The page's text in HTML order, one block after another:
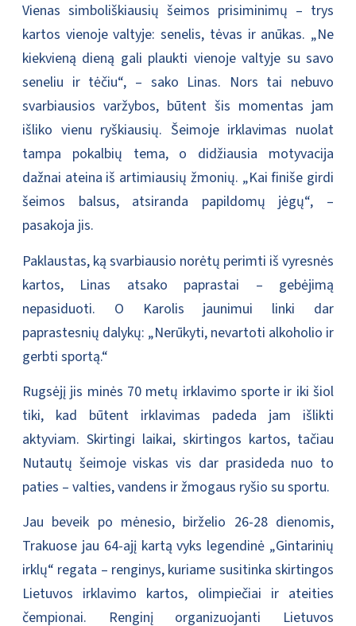
Vienas simboliškiausių šeimos prisiminimų – trys
kartos vienoje valtyje: senelis, tėvas ir anūkas. „Ne
kiekvieną dieną gali plaukti vienoje valtyje su savo
seneliu ir tėčiu“, – sako Linas. Nors tai nebuvo
svarbiausios varžybos, būtent šis momentas jam
išliko vienu ryškiausių. Šeimoje irklavimas nuolat
tampa pokalbių tema, o didžiausia motyvacija
dažnai ateina iš artimiausių žmonių. „Kai finiše girdi
šeimos balsus, atsiranda papildomų jėgų“, –
pasakoja jis.
Paklaustas, ką svarbiausio norėtų perimti iš vyresnės
kartos, Linas atsako paprastai – gebėjimą
nepasiduoti. O Karolis jaunimui linki dar
paprastesnių dalykų: „Nerūkyti, nevartoti alkoholio ir
gerbti sportą.“
Rugsėjį jis minės 70 metų irklavimo sporte ir iki šiol
tiki, kad būtent irklavimas padeda jam išlikti
aktyviam. Skirtingi laikai, skirtingos kartos, tačiau
Nutautų šeimoje viskas vis dar prasideda nuo to
paties – valties, vandens ir žmogaus ryšio su sportu.
Jau beveik po mėnesio, birželio 26-28 dienomis,
Trakuose jau 64-ajį kartą vyks legendinė „Gintarinių
irklų“ regata – renginys, kuriame susitinka skirtingos
Lietuvos irklavimo kartos, olimpiečiai ir ateities
čempionai. Renginį organizuojanti Lietuvos